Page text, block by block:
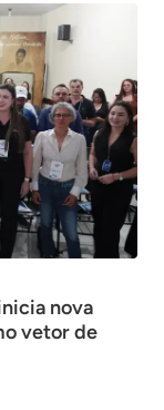
nova
vetor de